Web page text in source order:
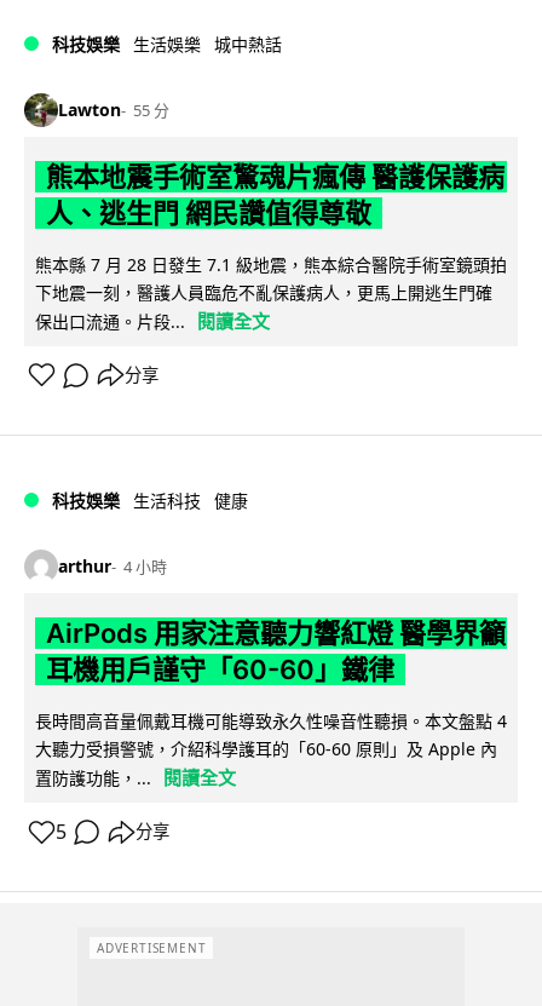
科技娛樂 生活娛樂 城中熱話
Lawton 55 分
熊本地震手術室驚魂片瘋傳 醫護保護病
人、逃生門 網民讚值得尊敬
熊本縣 7 月 28 日發生 7.1 級地震，熊本綜合醫院手術室鏡頭拍
下地震一刻，醫護人員臨危不亂保護病人，更馬上開逃生門確
保出口流通。片段...
閱讀全文
分享
科技娛樂 生活科技 健康
arthur 4 小時
AirPods 用家注意聽力響紅燈 醫學界籲
耳機用戶謹守「60-60」鐵律
長時間高音量佩戴耳機可能導致永久性噪音性聽損。本文盤點 4
大聽力受損警號，介紹科學護耳的「60-60 原則」及 Apple 內
置防護功能，...
閱讀全文
5 分享
ADVERTISEMENT